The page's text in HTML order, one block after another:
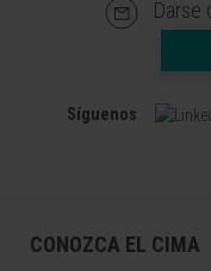
Darse
Síguenos
CONOZCA EL CIMA